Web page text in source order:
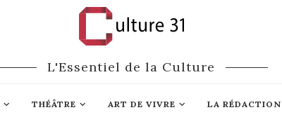
L'Essentiel de la Culture
THÉÂTRE ART DE VIVRE LA RÉDACTION